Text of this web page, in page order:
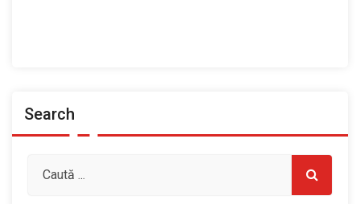
Search